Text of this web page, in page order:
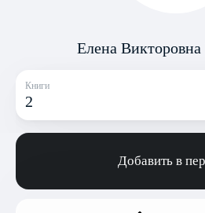
Елена
Книги
2
Добавить в